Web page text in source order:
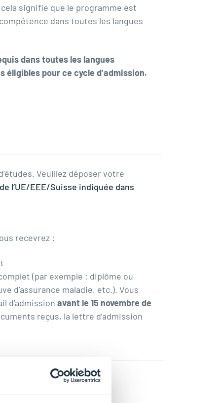
signifie que le programme est
dans toutes les langues
dans toutes les langues
éligibles pour ce cycle d’admission.
Veuillez déposer votre
l’UE/EEE/Suisse indiquée dans
recevrez :
(par exemple : diplôme ou
d’assurance maladie, etc.). Vous
d’admission avant le 15 novembre de
reçus, la lettre d’admission